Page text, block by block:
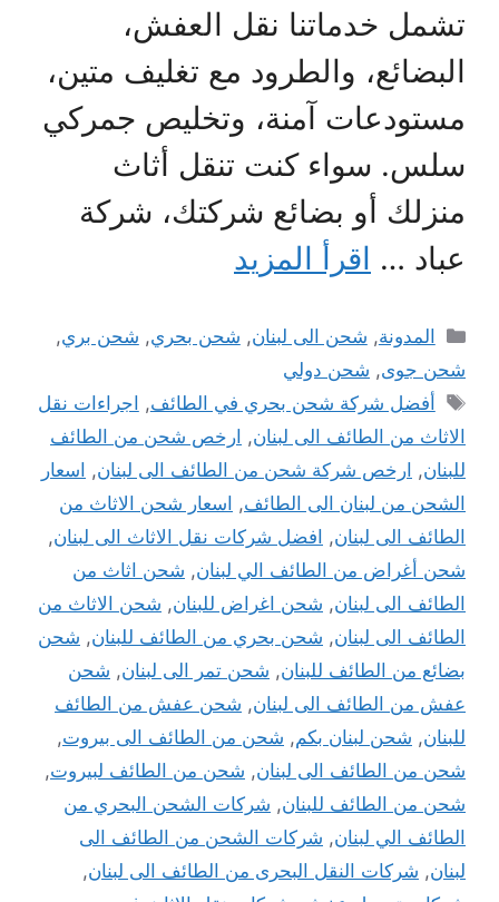
تشمل خدماتنا نقل العفش،
البضائع، والطرود مع تغليف متين،
مستودعات آمنة، وتخليص جمركي
سلس. سواء كنت تنقل أثاث
منزلك أو بضائع شركتك، شركة
عباد … اقرأ المزيد
التصنيفات
المدونة, شحن الى لبنان, شحن بحري, شحن بري,
شحن جوى, شحن دولي
الوسوم
أفضل شركة شحن بحري في الطائف, اجراءات نقل
الاثاث من الطائف الى لبنان, ارخص شحن من الطائف
للبنان, ارخص شركة شحن من الطائف الى لبنان, اسعار
الشحن من لبنان الى الطائف, اسعار شحن الاثاث من
الطائف الى لبنان, افضل شركات نقل الاثاث الى لبنان,
شحن أغراض من الطائف الي لبنان, شحن اثاث من
الطائف الى لبنان, شحن اغراض للبنان, شحن الاثاث من
الطائف الى لبنان, شحن بحري من الطائف للبنان, شحن
بضائع من الطائف للبنان, شحن تمر الى لبنان, شحن
عفش من الطائف الى لبنان, شحن عفش من الطائف
للبنان, شحن لبنان بكم, شحن من الطائف الى بيروت,
شحن من الطائف الى لبنان, شحن من الطائف لبيروت,
شحن من الطائف للبنان, شركات الشحن البحري من
الطائف الي لبنان, شركات الشحن من الطائف الى
لبنان, شركات النقل البحرى من الطائف الى لبنان,